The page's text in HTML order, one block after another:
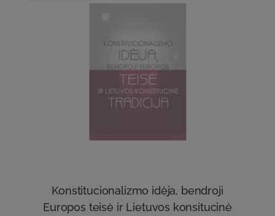
Konstitucionalizmo idėja, bendroji
Europos teisė ir Lietuvos konsitucinė